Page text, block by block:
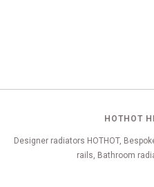
HOTHOT
Designer radiators HOTHOT,
rails, Bathroom